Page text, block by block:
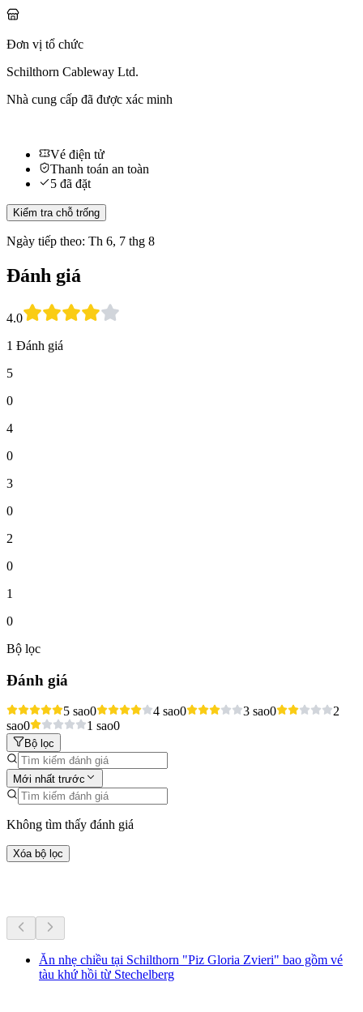
Đơn vị tổ chức
Schilthorn Cableway Ltd.
Nhà cung cấp đã được xác minh
Vé điện tử
Thanh toán an toàn
5 đã đặt
Kiểm tra chỗ trống
Ngày tiếp theo: Th 6, 7 thg 8
Đánh giá
4.0
1 Đánh giá
5
0
4
0
3
0
2
0
1
0
Bộ lọc
Đánh giá
5 sao0 4 sao0 3 sao0
2
sao0 1 sao0
Bộ lọc
Mới nhất trước
Không tìm thấy đánh giá
Xóa bộ lọc
Ăn nhẹ chiều tại Schilthorn "Piz Gloria Zvieri" bao gồm vé
tàu khứ hồi từ Stechelberg